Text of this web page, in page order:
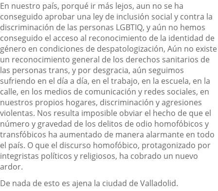
En nuestro país, porqué ir más lejos, aun no se ha
conseguido aprobar una ley de inclusión social y contra la
discriminación de las personas LGBTIQ, y aún no hemos
conseguido el acceso al reconocimiento de la identidad de
género en condiciones de despatologización, Aún no existe
un reconocimiento general de los derechos sanitarios de
las personas trans, y por desgracia, aún seguimos
sufriendo en el día a día, en el trabajo, en la escuela, en la
calle, en los medios de comunicación y redes sociales, en
nuestros propios hogares, discriminación y agresiones
violentas. Nos resulta imposible obviar el hecho de que el
número y gravedad de los delitos de odio homofóbicos y
transfóbicos ha aumentado de manera alarmante en todo
el país. O que el discurso homofóbico, protagonizado por
integristas políticos y religiosos, ha cobrado un nuevo
ardor.
De nada de esto es ajena la ciudad de Valladolid.